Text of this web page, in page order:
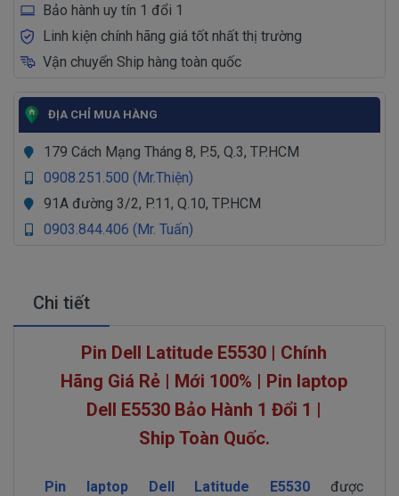
Bảo hành uy tín 1 đổi 1
Linh kiện chính hãng giá tốt nhất thị trường
Vận chuyển Ship hàng toàn quốc
ĐỊA CHỈ MUA HÀNG
179 Cách Mạng Tháng 8, P.5, Q.3, TP.HCM
0908.251.500 (Mr.Thiện)
91A đường 3/2, P.11, Q.10, TP.HCM
0903.844.406 (Mr. Tuấn)
Chi tiết
Pin Dell Latitude E5530 | Chính
Hãng Giá Rẻ | Mới 100% | Pin laptop
Dell E5530 Bảo Hành 1 Đổi 1 |
Ship Toàn Quốc.
Pin laptop Dell Latitude E5530
được